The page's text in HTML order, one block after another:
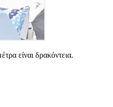
είναι δρακόντεια.